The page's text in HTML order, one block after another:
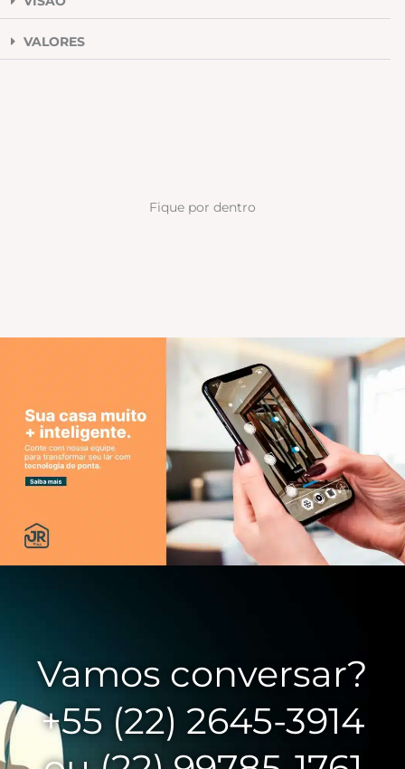
VALORES
Fique por dentro
Vamos conversar?
+55 (22) 2645-3914